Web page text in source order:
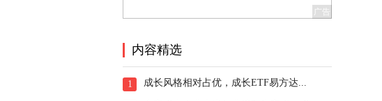
内容精选
1 成长风格相对占优，成长ETF易方达...